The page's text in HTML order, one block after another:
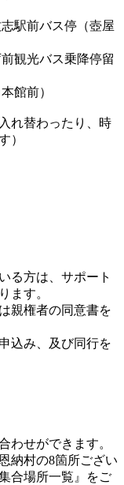
駅前バス停（壺屋
観光バス乗降停留
館前）
れ替わったり、時
）
る方は、サポート
ます。
親権者の同意書を
込み、及び同行を
わせができます。
納村の8箇所ござい
合場所一覧』をご